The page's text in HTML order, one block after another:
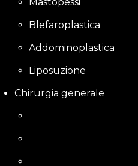
Blefaroplastica
Addominoplastica
Liposuzione
Chirurgia generale